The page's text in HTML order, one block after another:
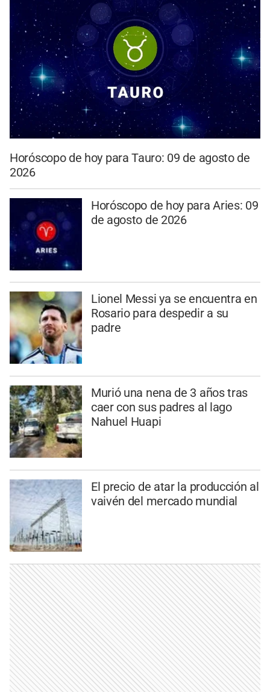
Horóscopo de hoy para Tauro: 09 de agosto de
2026
Horóscopo de hoy para Aries: 09
de agosto de 2026
Lionel Messi ya se encuentra en
Rosario para despedir a su
padre
Murió una nena de 3 años tras
caer con sus padres al lago
Nahuel Huapi
El precio de atar la producción al
vaivén del mercado mundial